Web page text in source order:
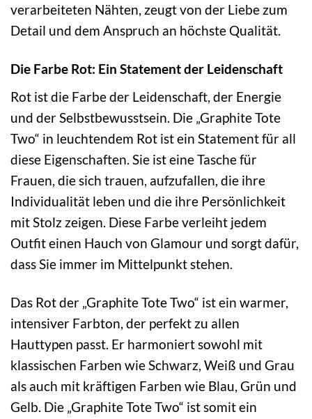
verarbeiteten Nähten, zeugt von der Liebe zum
Detail und dem Anspruch an höchste Qualität.
Die Farbe Rot: Ein Statement der Leidenschaft
Rot ist die Farbe der Leidenschaft, der Energie
und der Selbstbewusstsein. Die „Graphite Tote
Two“ in leuchtendem Rot ist ein Statement für all
diese Eigenschaften. Sie ist eine Tasche für
Frauen, die sich trauen, aufzufallen, die ihre
Individualität leben und die ihre Persönlichkeit
mit Stolz zeigen. Diese Farbe verleiht jedem
Outfit einen Hauch von Glamour und sorgt dafür,
dass Sie immer im Mittelpunkt stehen.
Das Rot der „Graphite Tote Two“ ist ein warmer,
intensiver Farbton, der perfekt zu allen
Hauttypen passt. Er harmoniert sowohl mit
klassischen Farben wie Schwarz, Weiß und Grau
als auch mit kräftigen Farben wie Blau, Grün und
Gelb. Die „Graphite Tote Two“ ist somit ein